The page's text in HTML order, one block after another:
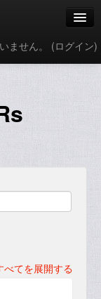
ません。 (ログイン)
べてを展開する